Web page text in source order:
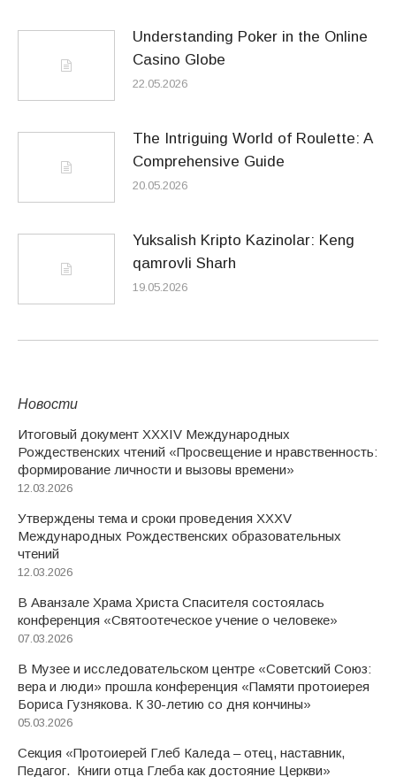
Understanding Poker in the Online
Casino Globe
22.05.2026
The Intriguing World of Roulette: A
Comprehensive Guide
20.05.2026
Yuksalish Kripto Kazinolar: Keng
qamrovli Sharh
19.05.2026
Новости
Итоговый документ XXХIV Международных
Рождественских чтений «Просвещение и нравственность:
формирование личности и вызовы времени»
12.03.2026
Утверждены тема и сроки проведения XXXV
Международных Рождественских образовательных
чтений
12.03.2026
В Аванзале Храма Христа Спасителя состоялась
конференция «Святоотеческое учение о человеке»
07.03.2026
В Музее и исследовательском центре «Советский Союз:
вера и люди» прошла конференция «Памяти протоиерея
Бориса Гузнякова. К 30-летию со дня кончины»
05.03.2026
Секция «Протоиерей Глеб Каледа – отец, наставник,
Педагог. Книги отца Глеба как достояние Церкви»